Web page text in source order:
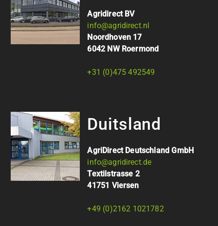
Agridirect BV
info@agridirect.nl
Noordhoven 17
6042 NW Roermond
+31 (0)475 492549
Duitsland
AgriDirect Deutschland GmbH
info@agridirect.de
Textilstrasse 2
41751 Viersen
+49 (0)2162 1021782